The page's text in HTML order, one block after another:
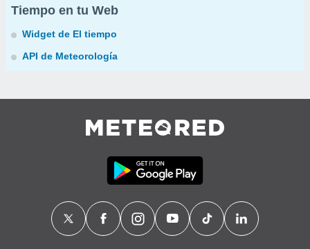
Tiempo en tu Web
Widget de El tiempo
API de Meteorología